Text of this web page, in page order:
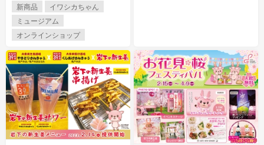
新商品
イワシカちゃん
ミュージアム
オンラインショップ